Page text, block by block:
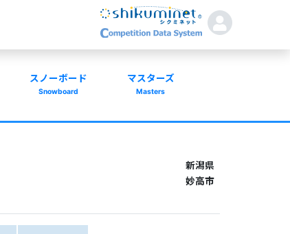
スノーボード
Snowboard
マスターズ
Masters
新潟県
妙高市